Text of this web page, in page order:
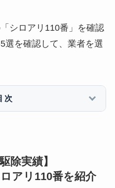
シロアリ110番」を確認
選を確認して、業者を選
次
除実績】
アリ110番を紹介